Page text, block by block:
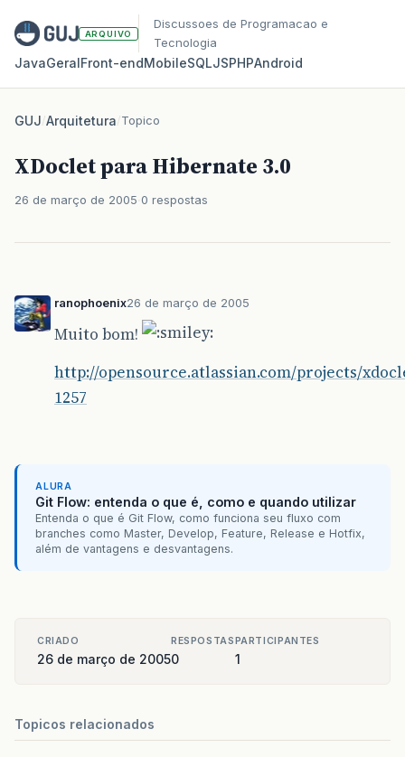
ARQUIVO
Discussoes de Programacao e
Tecnologia
JavaGeralFront‑endMobileSQLJSPHPAndroid
GUJ/Arquitetura/Topico
XDoclet para Hibernate 3.0
26 de março de 2005 0 respostas
ranophoenix26 de março de 2005
Muito bom!
http://opensource.atlassian.com/projects/
1257
ALURA
Git Flow: entenda o que é, como e quando utilizar
Entenda o que é Git Flow, como funciona seu fluxo com
branches como Master, Develop, Feature, Release e Hotfix,
além de vantagens e desvantagens.
CRIADO
26 de março de 2005
RESPOSTAS
0
PARTICIPANTES
1
Topicos relacionados